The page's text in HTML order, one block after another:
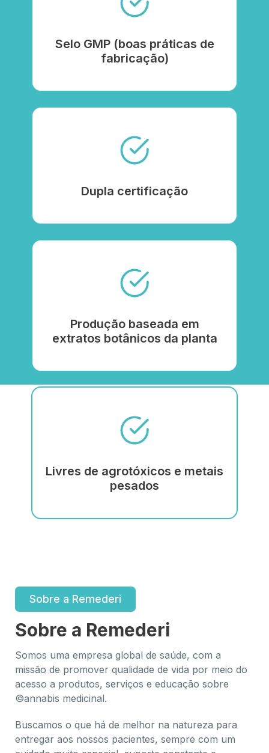
Selo GMP (boas práticas de
fabricação)
Dupla certificação
Produção baseada em
extratos botânicos da planta
Livres de agrotóxicos e metais
pesados
Sobre a Remederi
Sobre a Remederi
Somos uma empresa global de saúde, com a
missão de promover qualidade de vida por meio do
acesso a produtos, serviços e educação sobre
©annabis medicinal.
Buscamos o que há de melhor na natureza para
entregar aos nossos pacientes, sempre com um